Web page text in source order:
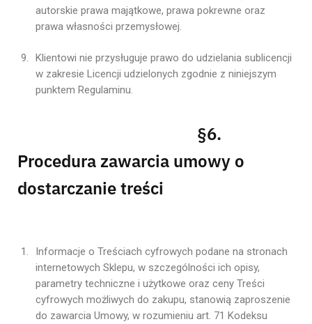
autorskie prawa majątkowe, prawa pokrewne oraz
prawa własności przemysłowej.
Klientowi nie przysługuje prawo do udzielania sublicencji
w zakresie Licencji udzielonych zgodnie z niniejszym
punktem Regulaminu.
§6.
Procedura zawarcia umowy o
dostarczanie treści
Informacje o Treściach cyfrowych podane na stronach
internetowych Sklepu, w szczególności ich opisy,
parametry techniczne i użytkowe oraz ceny Treści
cyfrowych możliwych do zakupu, stanowią zaproszenie
do zawarcia Umowy, w rozumieniu art. 71 Kodeksu